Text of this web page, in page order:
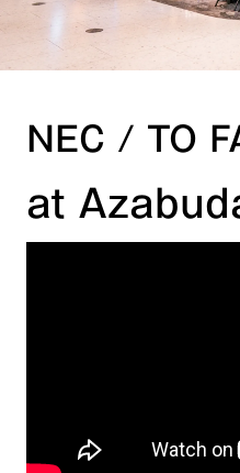
NEC / TO
at